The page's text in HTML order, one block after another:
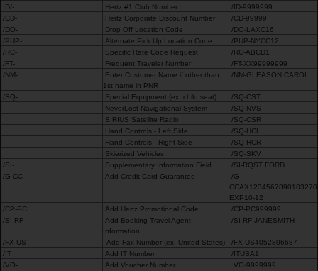
ID/- Hertz #1 Club Number
/ID-9999999
/CD-
Hertz Corporate Discount Number
/CD-99999
/DO-
Drop Off Location Code
/DO-LAXC16
/PUP-
Alternate Pick Up Location Code
/PUP-NYCC12
/RC-
Specific Rate Code Request
/RC-ABCD1
/FT-
Frequent Traveler Number
/FT-XX99999999
/NM-
Enter Customer Name if other than
1st name in PNR
/NM-GLEASON CAROL
/SQ- Special Equipment (ex. child seat)
/SQ-CST
NeverLost Navigational System
/SQ-NVS
SIRIUS Satellite Radio
/SQ-CSR
Hand Controls - Left Side
/SQ-HCL
Hand Controls - Right Side
/SQ-HCR
Skierized Vehicles
/SQ-SKV
/SI-
Supplementary Information Field
/SI-RQST FORD
/G-CC
Add Credit Card Guarantee
/G-
CCAX1234567890103270
EXP10-12
/CP-PC
Add Hertz Promotional Code
/CP-PC999999
/SI-RF
Add Booking Travel Agent
Information
/SI-RF-JANESMITH
/FX-US Add Fax Number (ex. United States)
/FX-US4052806687
/IT
Add IT Number
/ITUSA1
/VO-
Add Voucher Number
.VO-9999999